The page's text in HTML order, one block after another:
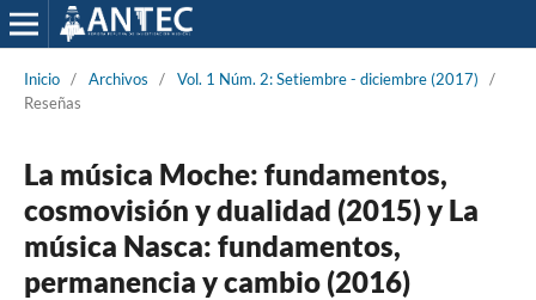
Inicio / Archivos / Vol. 1 Núm. 2: Setiembre - diciembre (2017)
/
Reseñas
La música Moche: fundamentos,
cosmovisión y dualidad (2015) y La
música Nasca: fundamentos,
permanencia y cambio (2016)